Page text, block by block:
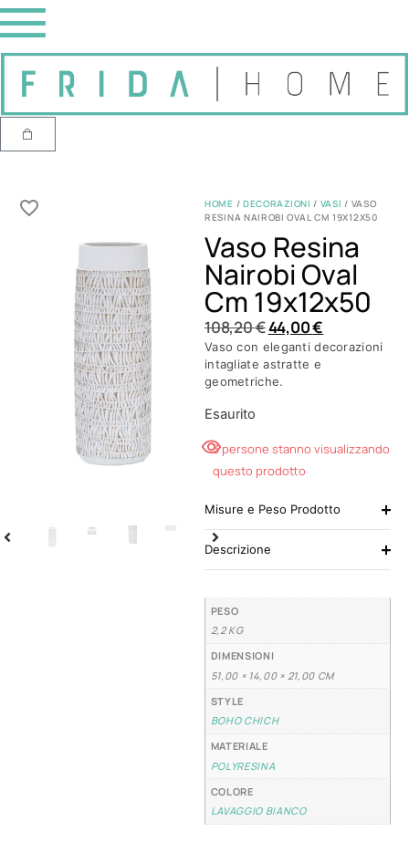
HOME / DECORAZIONI / VASI / VASO
RESINA NAIROBI OVAL CM 19X12X50
Vaso Resina
Nairobi Oval
Cm 19x12x50
108,20€44,00€
Vaso con eleganti decorazioni
intagliate astratte e
geometriche.
Esaurito
3 persone stanno visualizzando
questo prodotto
Misure e Peso Prodotto
Descrizione
PESO
2,2 KG
DIMENSIONI
51,00 × 14,00 × 21,00 CM
STYLE
BOHO CHICH
MATERIALE
POLYRESINA
COLORE
LAVAGGIO BIANCO